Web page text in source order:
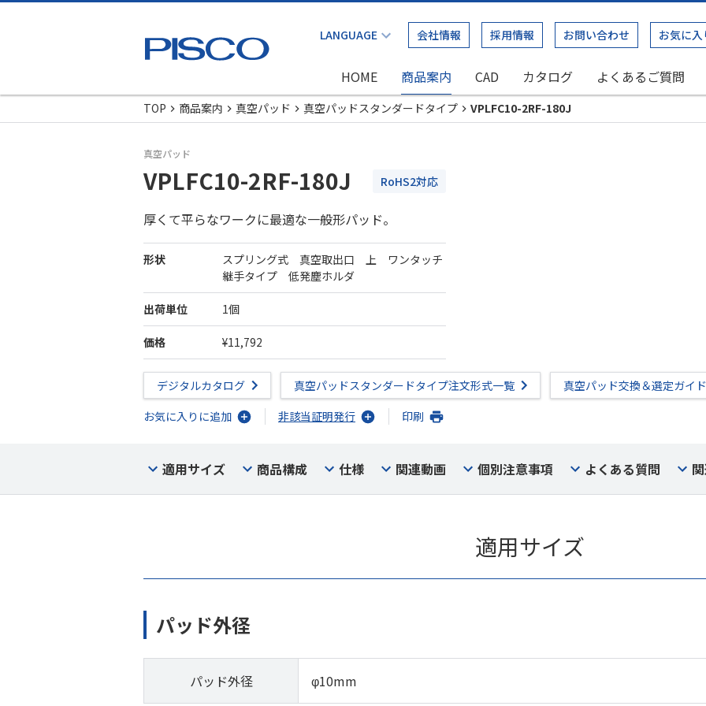
会社情報 採用情報 お問い合わせ お気に入
HOME 商品案内 CAD カタログ よくあるご質問
TOP
商品案内 真空パッド 真空パッドスタンダードタイプ VPLFC10-2RF-180J
真空パッド
VPLFC10-2RF-180J RoHS2対応
厚くて平らなワークに最適な一般形パッド。
形状
スプリング式 真空取出口 上 ワンタッチ
継手タイプ 低発塵ホルダ
出荷単位 1個
価格 ¥11,792
デジタルカタログ 真空パッドスタンダードタイプ注文形式一覧
真空パッド交換＆選定ガイド
お気に入りに追加
非該当証明発行 印刷
適用サイズ 商品構成 仕様 関連動画 個別注意事項 よくある質問
適用サイズ
パッド外径
パッド外径 φ10mm